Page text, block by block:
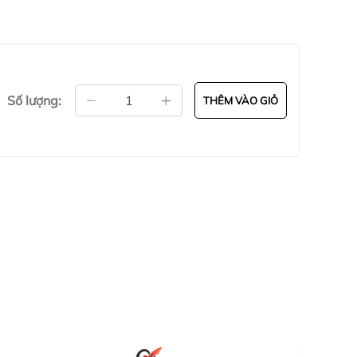
12 mức trọng lượng khác nhau, nhẹ nhất 2.5
map " Cửa hàng thể thao Quang Tiến " .
Số lượng: THÊM VÀO GIỎ